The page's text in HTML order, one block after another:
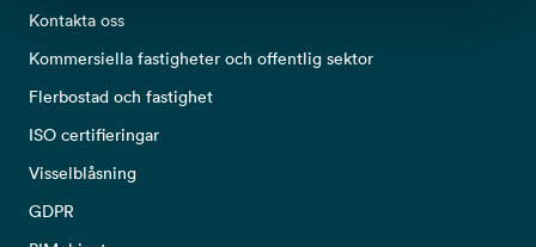
Kontakta oss
Kommersiella fastigheter och offentlig sektor
Flerbostad och fastighet
ISO certifieringar
Visselblåsning
GDPR